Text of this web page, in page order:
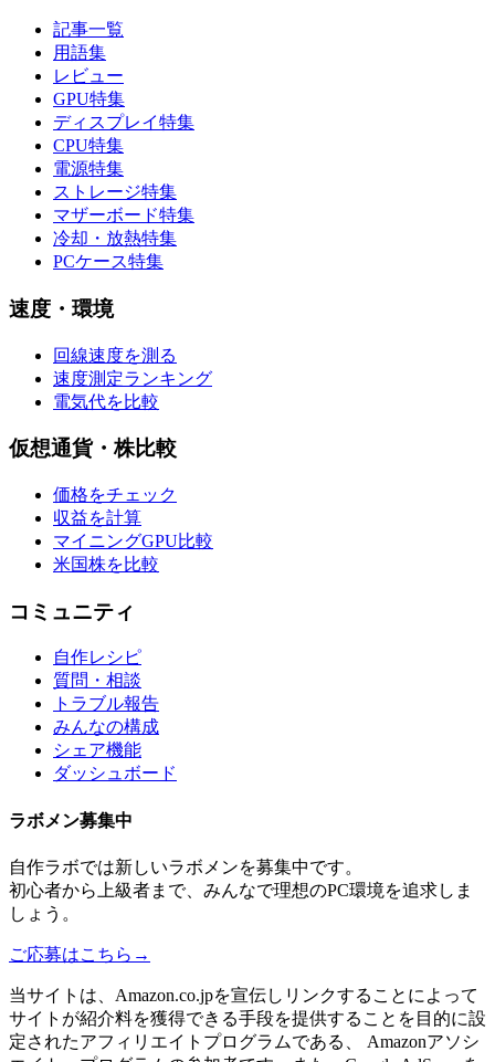
記事一覧
用語集
レビュー
GPU特集
ディスプレイ特集
CPU特集
電源特集
ストレージ特集
マザーボード特集
冷却・放熱特集
PCケース特集
速度・環境
回線速度を測る
速度測定ランキング
電気代を比較
仮想通貨・株比較
価格をチェック
収益を計算
マイニングGPU比較
米国株を比較
コミュニティ
自作レシピ
質問・相談
トラブル報告
みんなの構成
シェア機能
ダッシュボード
ラボメン募集中
自作ラボでは新しいラボメンを募集中です。
初心者から上級者まで、みんなで理想のPC環境を追求しま
しょう。
ご応募はこちら →
当サイトは、Amazon.co.jpを宣伝しリンクすることによって
サイトが紹介料を獲得できる手段を提供することを目的に設
定されたアフィリエイトプログラムである、 Amazonアソシ